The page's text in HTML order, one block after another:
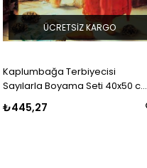
Kaplumbağa Terbiyecisi
Sayılarla Boyama Seti 40x50 cm
(Tuvale Gerili)
₺445,27
ÜCRETSIZ KARGO